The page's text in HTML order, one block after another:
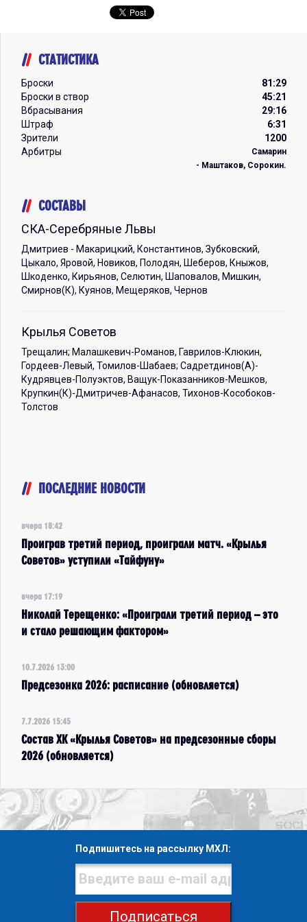
СТАТИСТИКА
Броски
81:29
Броски в створ
45:21
Вбрасывания
29:16
Штраф
6:31
Зрители
1200
Арбитры
Самарин
- Маштаков, Сорокин.
СОСТАВЫ
СКА-Серебряные Львы
Дмитриев - Макарицкий, Константинов, Зубковский,
Цыкало, Яровой, Новиков, Полодян, Шеберов, Кныжов,
Шкоденко, Кирьянов, Селютин, Шаповалов, Мишкин,
Смирнов(К), Куянов, Мещеряков, Чернов
Крылья Советов
Трещалин; Малашкевич-Романов, Гаврилов-Клюкин,
Гордеев-Левый, Томилов-Шабаев; Садретдинов(А)-
Кудрявцев-Полуэктов, Ващук-Показанников-Мешков,
Крупкин(К)-Дмитричев-Афанасов, Тихонов-Кособоков-
Толстов
ПОСЛЕДНИЕ НОВОСТИ
вчера 18:42
Проиграв третий период, проиграли матч. «Крылья
Советов» уступили «Тайфуну»
вчера 17:19
Николай Терещенко: «Проиграли третий период – это
и стало решающим фактором»
10.7.2026 13:00
Предсезонка 2026: расписание (обновляется)
7.7.2026 15:45
Состав ХК «Крылья Советов» на предсезонные сборы
2026 (обновляется)
Подпишитесь на рассылку МХЛ:
Подписаться